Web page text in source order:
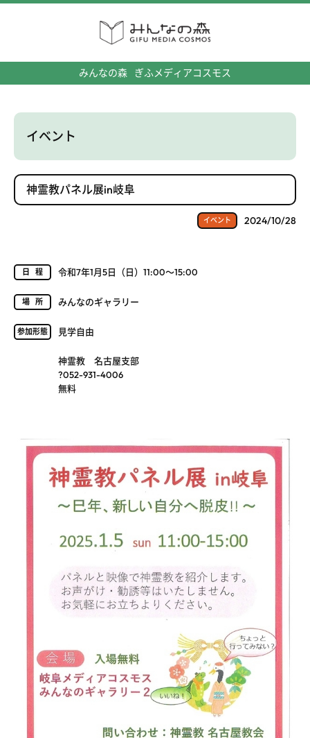
みんなの森 ぎふメディアコスモス
イベント
神霊教パネル展in岐阜
イベント 2024/10/28
日程 令和7年1月5日（日）11:00～15:00
場所 みんなのギャラリー
参加形態 見学自由
神霊教 名古屋支部
?052-931-4006
無料